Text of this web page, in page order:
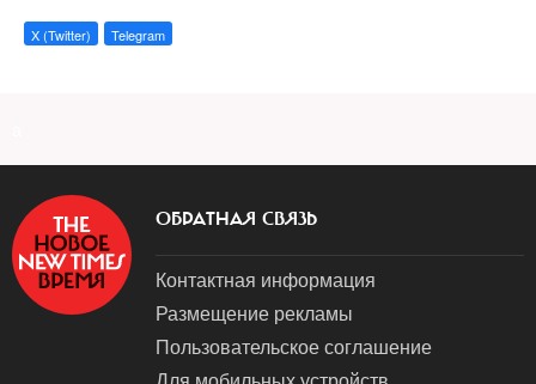
X (Twitter) Telegram
ОБРАТНАЯ СВЯЗЬ
Контактная информация
Размещение рекламы
Пользовательское соглашение